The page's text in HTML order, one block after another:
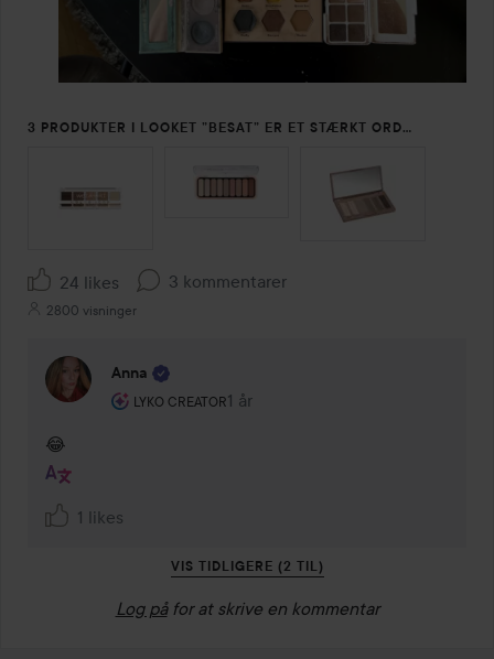
3 PRODUKTER I LOOKET ”BESAT” ER ET STÆRKT ORD…
SPRING OVER SEKTIONEN
24 likes 3 kommentarer
2800 visninger
Anna
LYKO CREATOR
Brugerens rolle: Lyko Creator.
1 år
Kommentaren lades 1 år
😂
1 likes
VIS TIDLIGERE (2 TIL)
Log på for at skrive en kommentar